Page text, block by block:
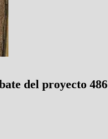
del proyecto 486